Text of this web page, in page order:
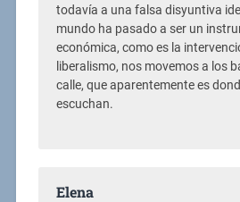
todavía a una falsa disyuntiva
mundo ha pasado a ser un
económica, como es la
liberalismo, nos movemos a los
calle, que aparentemente es
escuchan.
Elena